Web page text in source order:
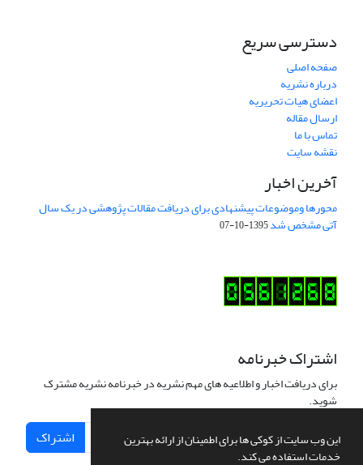
این وب سایت از کوکی ها برای اطمینان از ارائه بهترین
خدمات استفاده می کند.
دسترسی سریع
صفحه اصلی
درباره نشریه
اعضای هیات تحریریه
ارسال مقاله
تماس با ما
نقشه سایت
آخرین اخبار
محورها وموضوعات پیشنهادی برای دریافت مقالات پژوهشی در یک سال
آتی مشخص شد1395-10-07
اشتراک خبرنامه
برای دریافت اخبار و اطلاعیه های مهم نشریه در خبرنامه نشریه مشترک
شوید.
اشتراک